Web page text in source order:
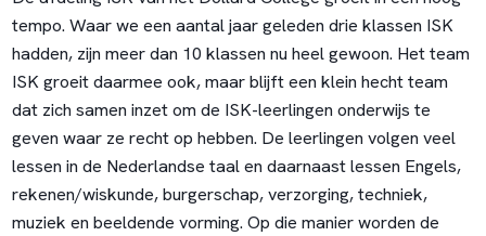
tempo. Waar we een aantal jaar geleden drie klassen ISK
hadden, zijn meer dan 10 klassen nu heel gewoon. Het team
ISK groeit daarmee ook, maar blijft een klein hecht team
dat zich samen inzet om de ISK-leerlingen onderwijs te
geven waar ze recht op hebben. De leerlingen volgen veel
lessen in de Nederlandse taal en daarnaast lessen Engels,
rekenen/wiskunde, burgerschap, verzorging, techniek,
muziek en beeldende vorming. Op die manier worden de